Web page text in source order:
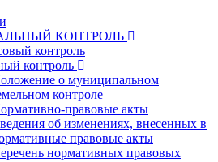
КОНТРОЛЬ
контроль
контроль
о муниципальном
контроле
правовые акты
об изменениях, внесенных в
правовые акты
нормативных правовых